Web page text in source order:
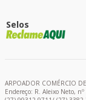
Selos
ARPOADOR COMÉRCIO
Endereço: R. Aleixo Neto,